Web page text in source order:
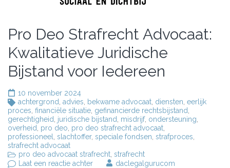
Pro Deo Strafrecht Advocaat:
Kwalitatieve Juridische
Bijstand voor Iedereen
10 november 2024
achtergrond advies bekwame advocaat diensten eerlijk
proces financiële situatie gefinancierde rechtsbijstand
gerechtigheid
juridische bijstand misdrijf, ondersteuning
overheid
pro deo pro deo strafrecht advocaat
professioneel
slachtoffer, speciale fondsen strafproces
strafrecht advocaat
pro deo advocaat strafrecht strafrecht
Laat een reactie achterop
daclegalgurucom